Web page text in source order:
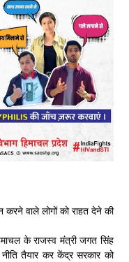
सिंह, हिमाचल की सड़क परियोजनाओं को
प्रबंधन पर शिमला में एक दिवसीय
सबूत हैं तो सार्वजनिक करें: नरेश
बैक डेट से नहीं मिलेगा नियमितीकरण,
वाले लोगों को राहत देने की
के राजस्व मंत्री जगत सिंह
तैयार कर केंद्र सरकार को